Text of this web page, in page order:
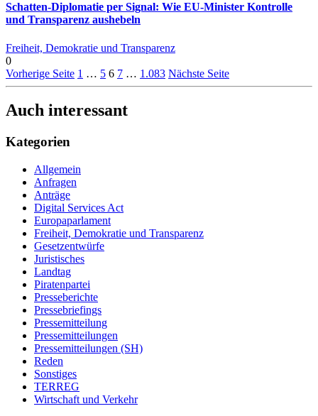
Schatten-Diplomatie per Signal: Wie EU-Minister Kontrolle
und Transparenz aushebeln
Freiheit, Demokratie und Transparenz
0
Vorherige Seite 1 … 5 6 7 … 1.083 Nächste Seite
Auch interessant
Kategorien
Allgemein
Anfragen
Anträge
Digital Services Act
Europaparlament
Freiheit, Demokratie und Transparenz
Gesetzentwürfe
Juristisches
Landtag
Piratenpartei
Presseberichte
Pressebriefings
Pressemitteilung
Pressemitteilungen
Pressemitteilungen (SH)
Reden
Sonstiges
TERREG
Wirtschaft und Verkehr